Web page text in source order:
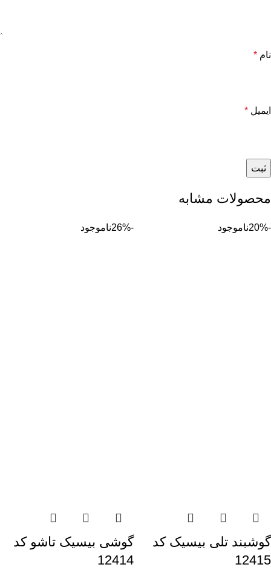
نام *
ایمیل *
محصولات مشابه
-20% ناموجود
گوشبند تلی بیسیک کد
12415
-26% ناموجود
گوشی بیسیک تاشو کد
12414